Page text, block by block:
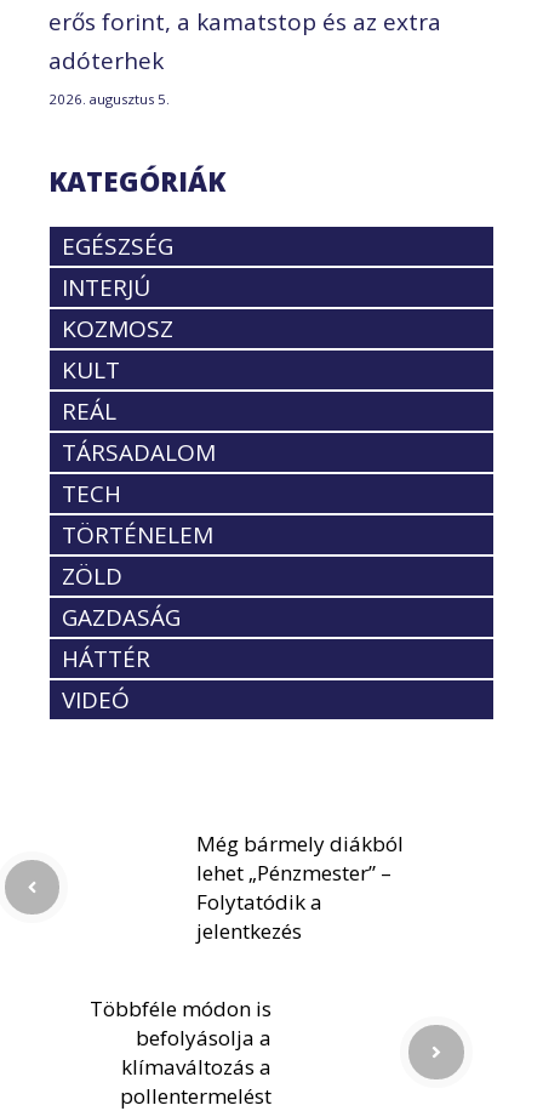
erős forint, a kamatstop és az extra
adóterhek
2026. augusztus 5.
KATEGÓRIÁK
EGÉSZSÉG
INTERJÚ
KOZMOSZ
KULT
REÁL
TÁRSADALOM
TECH
TÖRTÉNELEM
ZÖLD
GAZDASÁG
HÁTTÉR
VIDEÓ
Még bármely diákból
lehet „Pénzmester” –
Folytatódik a
jelentkezés
Többféle módon is
befolyásolja a
klímaváltozás a
pollentermelést